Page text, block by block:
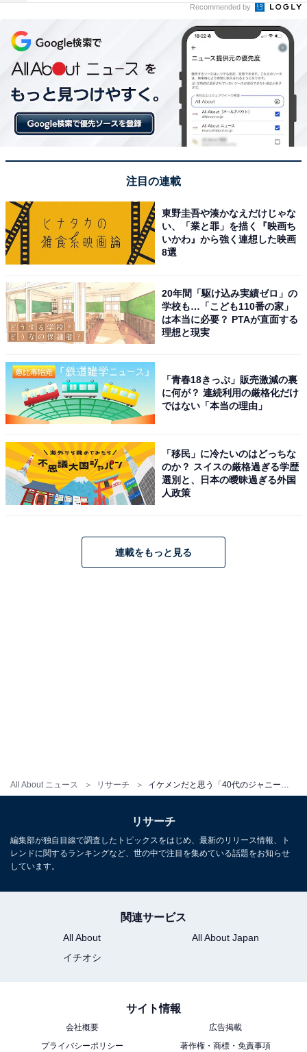
All About ニュース リサーチ
2位：堂本光一（KinKi Kids）
View this post on Instagram
A post shared by Koichi Domoto (@koichi.domoto_kd_j)
は、光り輝きまさにイケメンといえる存在ではないでし
オフショットなど素の表情の堂本さんを見ることができ
ます。
のような人だと思っていました」（京都府／30代女
性）、「時が止まっているぐらい若くかっこいいと思
う」（北海道／20代女性）、「昔から体型も変わらない
た声が寄せられています。
Recommended by
注目の連載
東野圭吾や湊かなえだけじゃな
い、「業と罪」を描く『映画ち
いかわ』から強く連想した映画
8選
20年間「駆け込み実績ゼロ」の
学校も…「こども110番の家」
は本当に必要？ PTAが直面する
理想と現実
「青春18きっぷ」販売激減の裏
に何が？ 連続利用の厳格化だけ
ではない「本当の理由」
「移民」に冷たいのはどっちな
のか？ スイスの厳格過ぎる学歴
選別と、日本の曖昧過ぎる外国
人政策
連載をもっと見る
リサーチ
編集部が独自目線で調査したトピックスをはじめ、最新のリリース情報、ト
レンドに関するランキングなど、世の中で注目を集めている話題をお知らせ
しています。
関連サービス
All About
All About Japan
イチオシ
サイト情報
会社概要
広告掲載
プライバシーポリシー
著作権・商標・免責事項